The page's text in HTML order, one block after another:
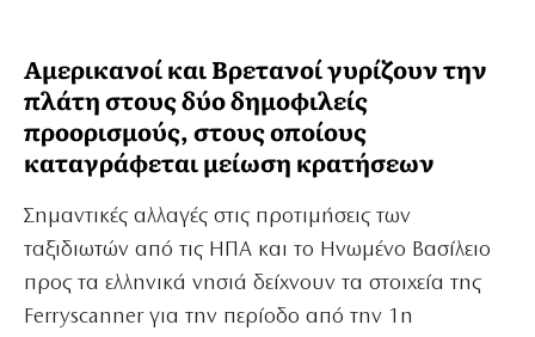
Αμερικανοί και Βρετανοί γυρίζουν την
πλάτη στους δύο δημοφιλείς
προορισμούς, στους οποίους
καταγράφεται μείωση κρατήσεων
Σημαντικές αλλαγές στις προτιμήσεις των
ταξιδιωτών από τις ΗΠΑ και το Ηνωμένο Βασίλειο
προς τα ελληνικά νησιά δείχνουν τα στοιχεία της
Ferryscanner για την περίοδο από την 1η